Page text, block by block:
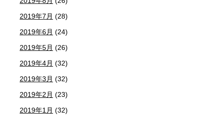
2019年7月 (28)
2019年6月 (24)
2019年5月 (26)
2019年4月 (32)
2019年3月 (32)
2019年2月 (23)
2019年1月 (32)